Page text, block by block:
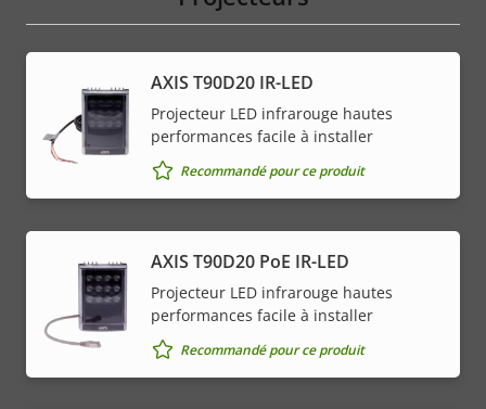
AXIS T90D20 IR-LED
Projecteur LED infrarouge hautes
performances facile à installer
Recommandé pour ce produit
AXIS T90D20 PoE IR-LED
Projecteur LED infrarouge hautes
performances facile à installer
Recommandé pour ce produit